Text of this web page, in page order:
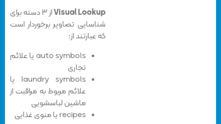
Visual Lookup
از ۳ دسته برای
شناسایی تصاویر برخوردار است
که عبارتند از:
auto symbols یا علائم
تجاری
laundry symbols یا
علائم مربوط به مراقبت از
ماشین لباسشویی
recipes یا منوی غذایی